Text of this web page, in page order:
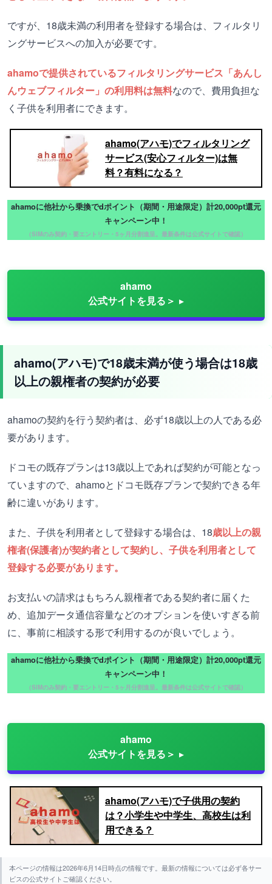
ですが、18歳未満の利用者を登録する場合は、フィルタリ
ングサービスへの加入が必要です。
ahamoで提供されているフィルタリングサービス「あんし
んウェブフィルター」の利用料は無料なので、費用負担な
く子供を利用者にできます。
ahamo(アハモ)でフィルタリング
サービス(安心フィルター)は無
料？有料になる？
ahamoに他社から乗換でdポイント（期間・用途限定）計20,000pt還元
キャンペーン中！
（SIMのみ契約・要エントリー・5ヶ月分割進呈。最新条件は公式サイトで確認）
ahamo
公式サイトを見る＞
ahamo(アハモ)で18歳未満が使う場合は18歳
以上の親権者の契約が必要
ahamoの契約を行う契約者は、必ず18歳以上の人である必
要があります。
ドコモの既存プランは13歳以上であれば契約が可能となっ
ていますので、ahamoとドコモ既存プランで契約できる年
齢に違いがあります。
また、子供を利用者として登録する場合は、18歳以上の親
権者(保護者)が契約者として契約し、子供を利用者として
登録する必要があります。
お支払いの請求はもちろん親権者である契約者に届くた
め、追加データ通信容量などのオプションを使いすぎる前
に、事前に相談する形で利用するのが良いでしょう。
ahamoに他社から乗換でdポイント（期間・用途限定）計20,000pt還元
キャンペーン中！
（SIMのみ契約・要エントリー・5ヶ月分割進呈。最新条件は公式サイトで確認）
ahamo
公式サイトを見る＞
ahamo(アハモ)で子供用の契約
は？小学生や中学生、高校生は利
用できる？
本ページの情報は2026年6月14日時点の情報です。最新の情報については必ず各サー
ビスの公式サイトご確認ください。